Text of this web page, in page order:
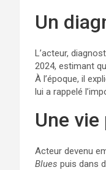
Un
L’acteur,
2024, estimant
À l’époque, il
lui a rappelé
Une
Acteur devenu
Blues puis dans